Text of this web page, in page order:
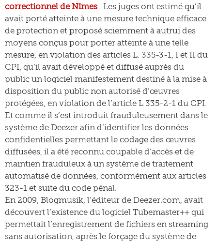
correctionnel de Nîmes . Les juges ont estimé qu’il
avait porté atteinte à une mesure technique efficace
de protection et proposé sciemment à autrui des
moyens conçus pour porter atteinte à une telle
mesure, en violation des articles L. 335-3-1, I et II du
CPI, qu’il avait développé et diffusé auprès du
public un logiciel manifestement destiné à la mise à
disposition du public non autorisé d’œuvres
protégées, en violation de l’article L 335-2-1 du CPI.
Et comme il s’est introduit frauduleusement dans le
système de Deezer afin d’identifier les données
confidentielles permettant le codage des œuvres
diffusées, il a été reconnu coupable d’accès et de
maintien frauduleux à un système de traitement
automatisé de données, conformément aux articles
323-1 et suite du code pénal.
En 2009, Blogmusik, l’éditeur de Deezer.com, avait
découvert l’existence du logiciel Tubemaster++ qui
permettait l’enregistrement de fichiers en streaming
sans autorisation, après le forçage du système de